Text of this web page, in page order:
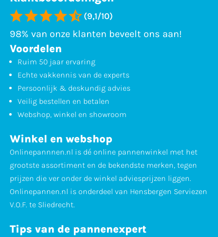
(9,1/10)
98% van onze klanten beveelt ons aan!
Voordelen
Ruim 50 jaar ervaring
Echte vakkennis van de experts
Persoonlijk & deskundig advies
Veilig bestellen en betalen
Webshop, winkel en showroom
Winkel en webshop
Onlinepannnen.nl is dé online pannenwinkel met het
grootste assortiment en de bekendste merken, tegen
prijzen die ver onder de winkel adviesprijzen liggen.
Onlinepannen.nl is onderdeel van Hensbergen Serviezen
V.O.F. te Sliedrecht.
Tips van de pannenexpert